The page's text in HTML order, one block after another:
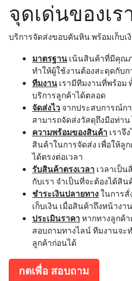
จุดเด่นของเร
บริการจัดส่งขอบคันหิน พร้อมเก็บเ
มาตรฐาน เน้นสินค้าที่มีคุณ
ทำให้ผู้ใช้งานต้องสะดุดกับก
ทีมงาน เรามีทีมงานที่พร้อม
บริการลูกค้าได้ตลอด
จัดส่งไว จากประสบการณ์ก
สามารถจัดส่งวัสดุถึงมือท่า
ความพร้อมของสินค้า เราจึ
สินค้าในการจัดส่ง เพื่อให้ลู
ได้ตรงต่อเวลา
รับสินค้าตรงเวลา เวลาเป็
กับเรา จำเป็นที่จะต้องได้สิ
ชำระเงินปลายทางในการสั่
เก็บเงิน เมื่อสินค้าถึงหน้างา
ประเมินราคา หากทางลูกค้
สอบถามทางไลน์ ทีมงานจ
ลูกค้าก่อนได้
กดเพื่อ สอบถาม